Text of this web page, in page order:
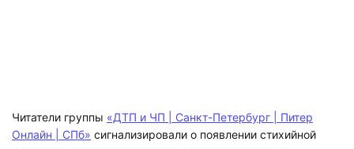
Читатели группы «ДТП и ЧП | Санкт-Петербург | Питер
Онлайн | СПб» сигнализировали о появлении стихийной